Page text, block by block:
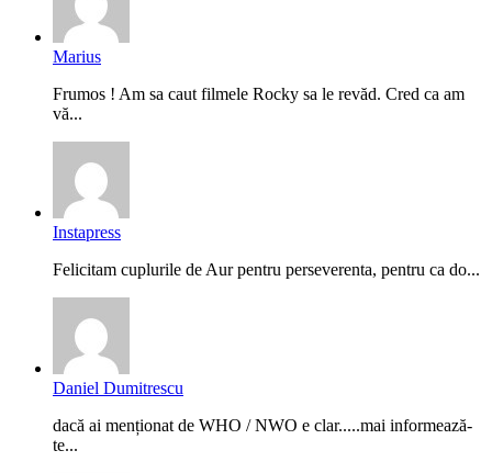
Marius
Frumos ! Am sa caut filmele Rocky sa le revăd. Cred ca am
vă...
Instapress
Felicitam cuplurile de Aur pentru perseverenta, pentru ca do...
Daniel Dumitrescu
dacă ai menționat de WHO / NWO e clar.....mai informează-
te...